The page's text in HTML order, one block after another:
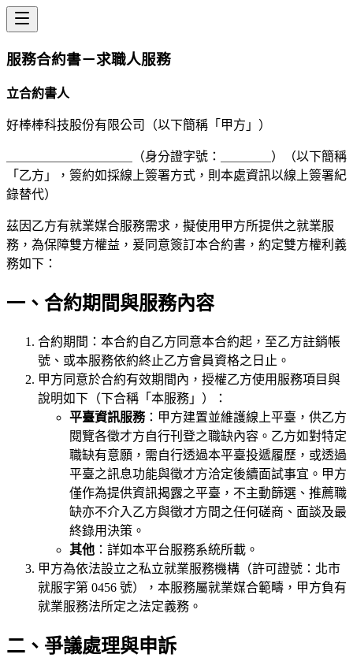
服務合約書－求職人服務
立合約書人
好棒棒科技股份有限公司（以下簡稱「甲方」）
＿＿＿＿＿＿＿＿＿＿（身分證字號：＿＿＿＿）（以下簡稱
「乙方」，簽約如採線上簽署方式，則本處資訊以線上簽署紀
錄替代）
茲因乙方有就業媒合服務需求，擬使用甲方所提供之就業服
務，為保障雙方權益，爰同意簽訂本合約書，約定雙方權利義
務如下：
一、合約期間與服務內容
合約期間：本合約自乙方同意本合約起，至乙方註銷帳
號、或本服務依約終止乙方會員資格之日止。
甲方同意於合約有效期間內，授權乙方使用服務項目與
說明如下（下合稱「本服務」）：
平臺資訊服務：甲方建置並維護線上平臺，供乙方
閱覽各徵才方自行刊登之職缺內容。乙方如對特定
職缺有意願，需自行透過本平臺投遞履歷，或透過
平臺之訊息功能與徵才方洽定後續面試事宜。甲方
僅作為提供資訊揭露之平臺，不主動篩選、推薦職
缺亦不介入乙方與徵才方間之任何磋商、面談及最
終錄用決策。
其他 ：詳如本平台服務系統所載。
甲方為依法設立之私立就業服務機構（許可證號：北市
就服字第 0456 號），本服務屬就業媒合範疇，甲方負有
就業服務法所定之法定義務。
二、爭議處理與申訴